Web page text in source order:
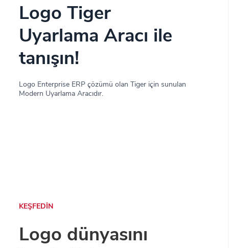
Logo Tiger
Uyarlama Aracı ile
tanışın!
Logo Enterprise ERP çözümü olan Tiger için sunulan
Modern Uyarlama Aracıdır.
KEŞFEDİN
Logo dünyasını